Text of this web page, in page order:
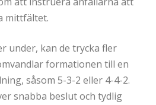
mittfältet.
under, kan de trycka fler
formationen till en
såsom 5-3-2 eller 4-4-2.
snabba beslut och tydlig